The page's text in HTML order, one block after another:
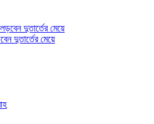
দুতার্তের মেয়ে